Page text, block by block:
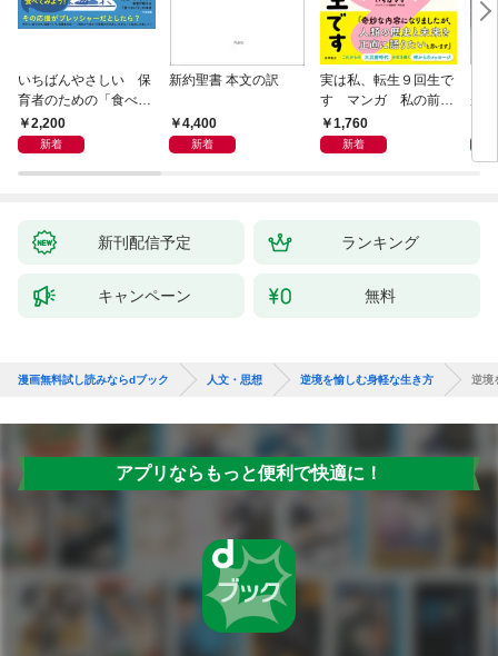
いちばんやさしい 保
育者のための「食べな
い子」サポートＢＯＯ
Ｋ 偏食・少食のお悩
2,200
新着
新約聖書 本文の訳
4,400
新着
実は私、転生９回生で
す マンガ 私の前世
物語1,760
新着
が
新刊配信予定 ランキング
キャンペーン 無料
漫画無料試し読みならdブック 人文・思想 逆境を愉しむ身軽な生き方 逆境
アプリならもっと便利で快適に！